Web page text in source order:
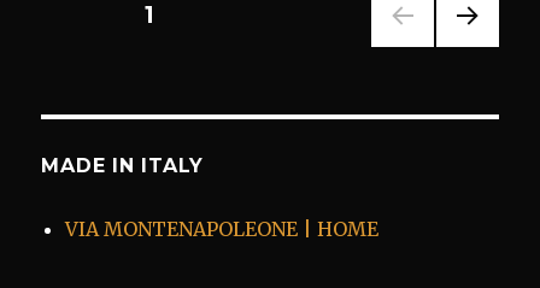
SCENDA
IN
NOI
Paginazione
articoli
PAGINA1
ESSI
MADE IN ITALY
VIA MONTENAPOLEONE | HOME